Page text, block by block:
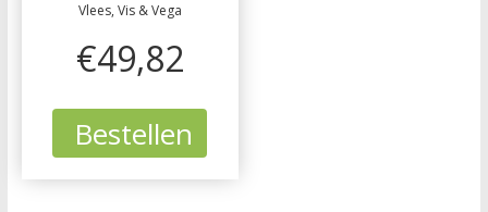
Vlees, Vis & Vega
€49,82
Bestellen